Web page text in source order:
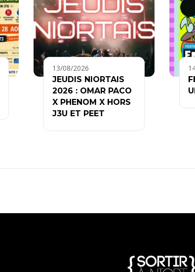
13/08/2026
JEUDIS NIORTAIS
2026 : OMAR PACO
X PHENOM X HORS
J3U ET PEET